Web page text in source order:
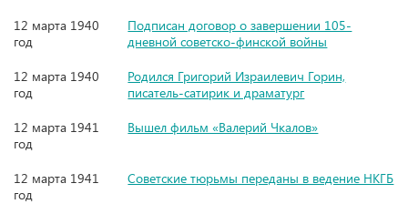
12 марта 1940
год
Подписан договор о завершении 105-
дневной советско-финской войны
12 марта 1940
год
Родился Григорий Израилевич Горин,
писатель-сатирик и драматург
12 марта 1941
год
Вышел фильм «Валерий Чкалов»
12 марта 1941
год
Советские тюрьмы переданы в ведение НКГБ